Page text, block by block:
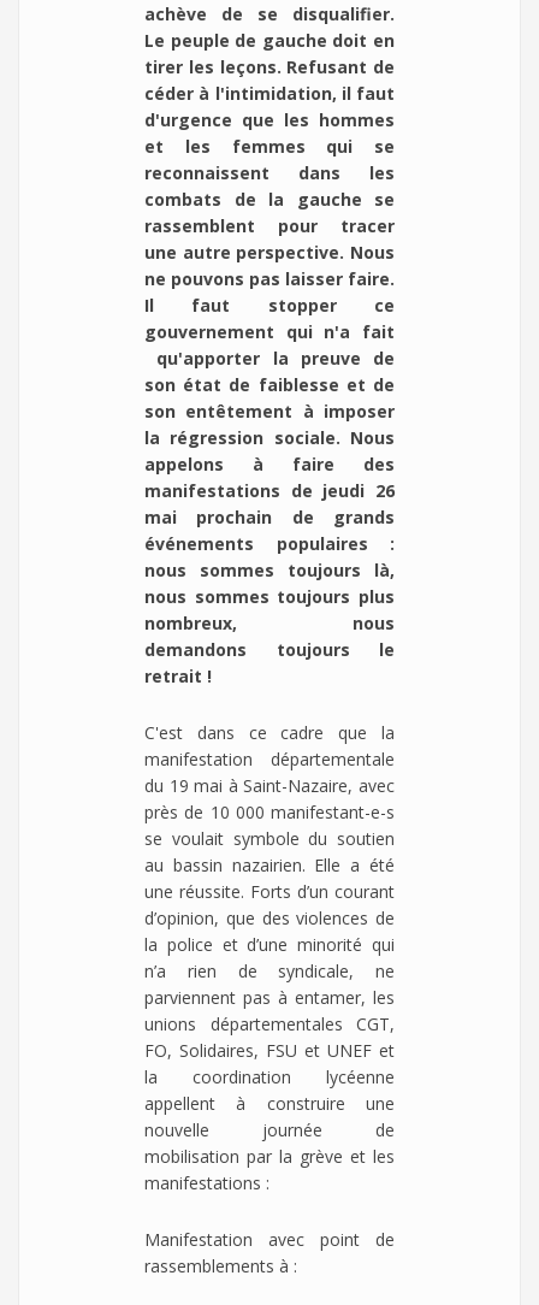
achève de se disqualifier.
Le peuple de gauche doit en
tirer les leçons. Refusant de
céder à l'intimidation, il faut
d'urgence que les hommes
et les femmes qui se
reconnaissent dans les
combats de la gauche se
rassemblent pour tracer
une autre perspective. Nous
ne pouvons pas laisser faire.
Il faut stopper ce
gouvernement qui n'a fait
qu'apporter la preuve de
son état de faiblesse et de
son entêtement à imposer
la régression sociale. Nous
appelons à faire des
manifestations de jeudi 26
mai prochain de grands
événements populaires :
nous sommes toujours là,
nous sommes toujours plus
nombreux, nous
demandons toujours le
retrait !
C'est dans ce cadre que la
manifestation départementale
du 19 mai à Saint-Nazaire, avec
près de 10 000 manifestant-e-s
se voulait symbole du soutien
au bassin nazairien. Elle a été
une réussite. Forts d’un courant
d’opinion, que des violences de
la police et d’une minorité qui
n’a rien de syndicale, ne
parviennent pas à entamer, les
unions départementales CGT,
FO, Solidaires, FSU et UNEF et
la coordination lycéenne
appellent à construire une
nouvelle journée de
mobilisation par la grève et les
manifestations :
Manifestation avec point de
rassemblements à :